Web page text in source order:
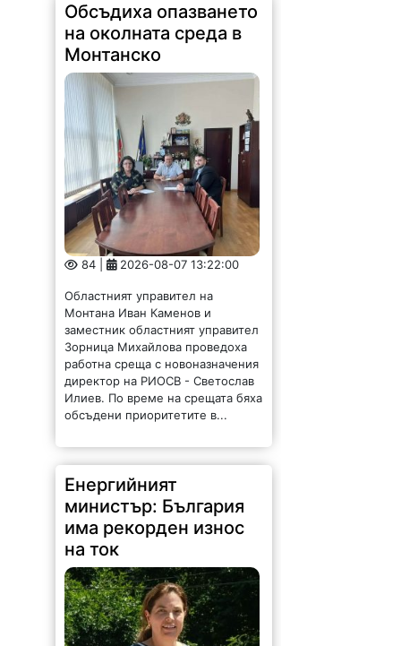
Обсъдиха опазването
на околната среда в
Монтанско
84 | 2026-08-07 13:22:00
Областният управител на
Монтана Иван Каменов и
заместник областният управител
Зорница Михайлова проведоха
работна среща с новоназначения
директор на РИОСВ - Светослав
Илиев. По време на срещата бяха
обсъдени приоритетите в...
Енергийният
министър: България
има рекорден износ
на ток